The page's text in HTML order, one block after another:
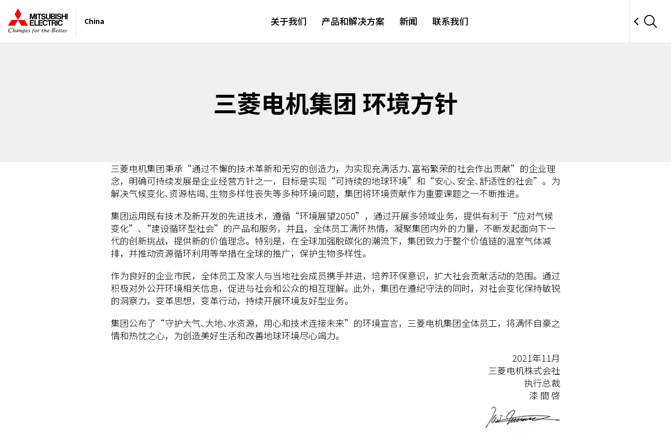
China 关于我们 产品和解决方案 新闻 联系我们
三菱电机集团 环境方针
三菱电机集团秉承“通过不懈的技术革新和无穷的创造力，为实现充满活力､富裕繁荣的社会作出贡献”的企业理
念，明确可持续发展是企业经营方针之一，目标是实现“可持续的地球环境”和“安心､安全､舒适性的社会”。为
解决气候变化､资源枯竭､生物多样性丧失等多种环境问题，集团将环境贡献作为重要课题之一不断推进。
集团运用既有技术及新开发的先进技术，遵循“环境展望2050”，通过开展多领域业务，提供有利于“应对气候
变化”､“建设循环型社会”的产品和服务，并且，全体员工满怀热情，凝聚集团内外的力量，不断发起面向下一
代的创新挑战，提供新的价值理念。特别是，在全球加强脱碳化的潮流下，集团致力于整个价值链的温室气体减
排，并推动资源循环利用等举措在全球的推广，保护生物多样性。
作为良好的企业市民，全体员工及家人与当地社会成员携手并进，培养环保意识，扩大社会贡献活动的范围。通过
积极对外公开环境相关信息，促进与社会和公众的相互理解。此外，集团在遵纪守法的同时，对社会变化保持敏锐
的洞察力，变革思想，变革行动，持续开展环境友好型业务。
集团公布了“守护大气､大地､水资源，用心和技术连接未来”的环境宣言，三菱电机集团全体员工，将满怀自豪之
情和热忱之心，为创造美好生活和改善地球环境尽心竭力。
2021年11月
三菱电机株式会社
执行总裁
漆 間 啓